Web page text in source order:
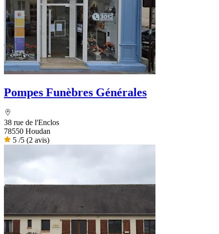
Pompes Funèbres Générales
38 rue de l'Enclos
78550 Houdan
5 /5 (2 avis)